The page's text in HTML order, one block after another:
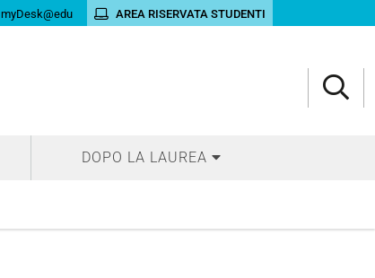
myDesk@edu AREA RISERVATA STUDENTI
DOPO LA LAUREA